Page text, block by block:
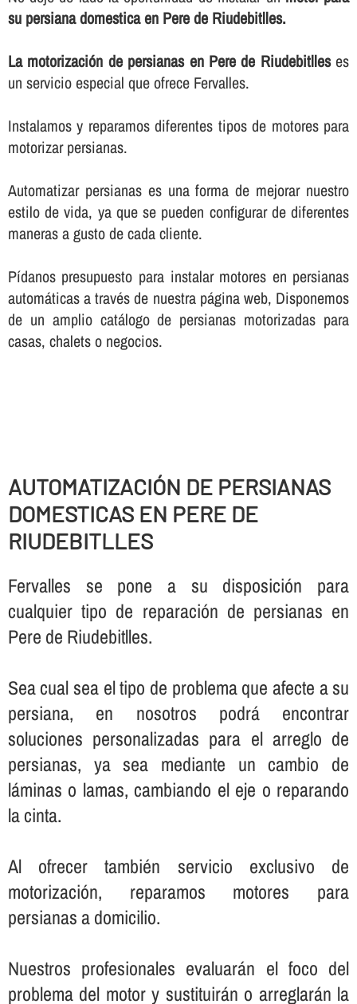
su persiana domestica en Pere de Riudebitlles.
La motorización de persianas en Pere de Riudebitlleses
un servicio especial que ofrece Fervalles.
Instalamos y reparamos diferentes tipos de motores para
motorizar persianas.
Automatizar persianas es una forma de mejorar nuestro
estilo de vida, ya que se pueden configurar de diferentes
maneras a gusto de cada cliente.
Pí­danos presupuesto para instalar motores en persianas
automáticas a través de nuestra página web, Disponemos
de un amplio catálogo de persianas motorizadas para
casas, chalets o negocios.
AUTOMATIZACIÓN DE PERSIANAS
DOMESTICAS EN PERE DE
RIUDEBITLLES
Fervalles se pone a su disposición para
cualquier tipo de reparación de persianas en
Pere de Riudebitlles.
Sea cual sea el tipo de problema que afecte a su
persiana, en nosotros podrá encontrar
soluciones personalizadas para el arreglo de
persianas, ya sea mediante un cambio de
láminas o lamas, cambiando el eje o reparando
la cinta.
Al ofrecer también servicio exclusivo de
motorización, reparamos motores para
persianas a domicilio.
Nuestros profesionales evaluarán el foco del
problema del motor y sustituirán o arreglarán la